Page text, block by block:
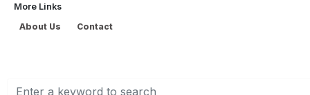
More Links
About Us
Contact